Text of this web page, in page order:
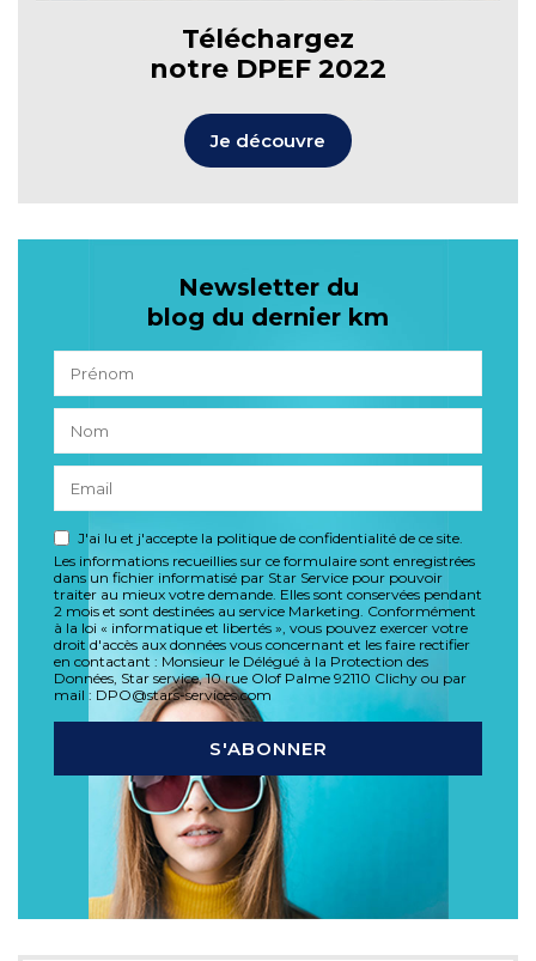
Téléchargez
notre DPEF 2022
Je découvre
Newsletter du
blog du dernier km
J'ai lu et j'accepte la politique de confidentialité de ce site.
Les informations recueillies sur ce formulaire sont enregistrées
dans un fichier informatisé par Star Service pour pouvoir
traiter au mieux votre demande. Elles sont conservées pendant
2 mois et sont destinées au service Marketing. Conformément
à la loi « informatique et libertés », vous pouvez exercer votre
droit d'accès aux données vous concernant et les faire rectifier
en contactant : Monsieur le Délégué à la Protection des
Données, Star service, 10 rue Olof Palme 92110 Clichy ou par
mail : DPO@stars-services.com